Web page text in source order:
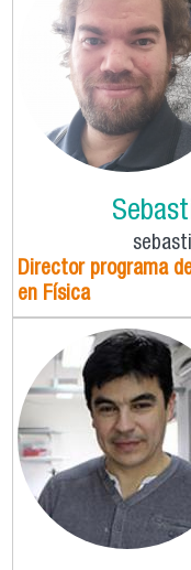
Director programa
en Física